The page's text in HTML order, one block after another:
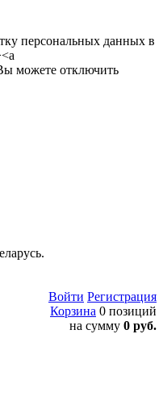
персональных данных в
можете отключить
Войти Регистрация
Корзина 0 позиций
на сумму 0 руб.